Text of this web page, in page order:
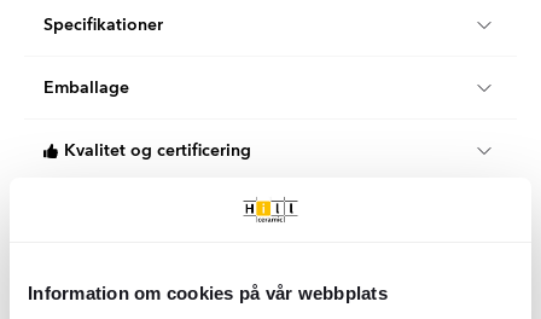
Information om cookies på vår webbplats
Specifikationer
Produktmateriale:
Udseende:
Land:Tjekkiet
Emballage
Stk/boks:
KG per Kasse:1.12
Kvalitet og certificering
Når du handler hos Hill Ceramic, køber du certificerede
produkter af højeste klasse, der opfylder svenske
Hill Ceramic tilbyder kvalitets- og certificerede
badeværelsesprodukter. De fleste af vores produkter kommer
Klimakompenseret levering
med DHL og DSV i Danmark og Sverige.